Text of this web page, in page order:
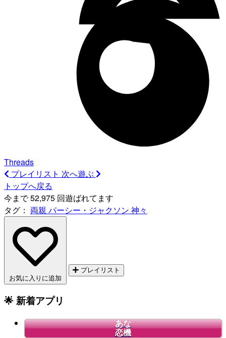
Threads
プレイリスト 次へ遊ぶ
トップへ戻る
今まで 52,975 回遊ばれてます
タグ： 両親 パーシー・ジャクソン 神々
お気に入りに追加
プレイリスト
🌟 新着アプリ
あな
恋機